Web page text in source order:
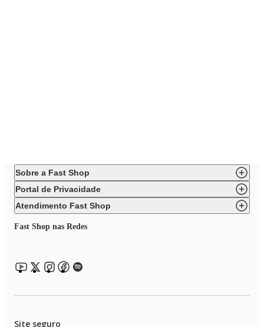
Sobre a Fast Shop
Portal de Privacidade
Atendimento Fast Shop
Fast Shop nas Redes
Site seguro